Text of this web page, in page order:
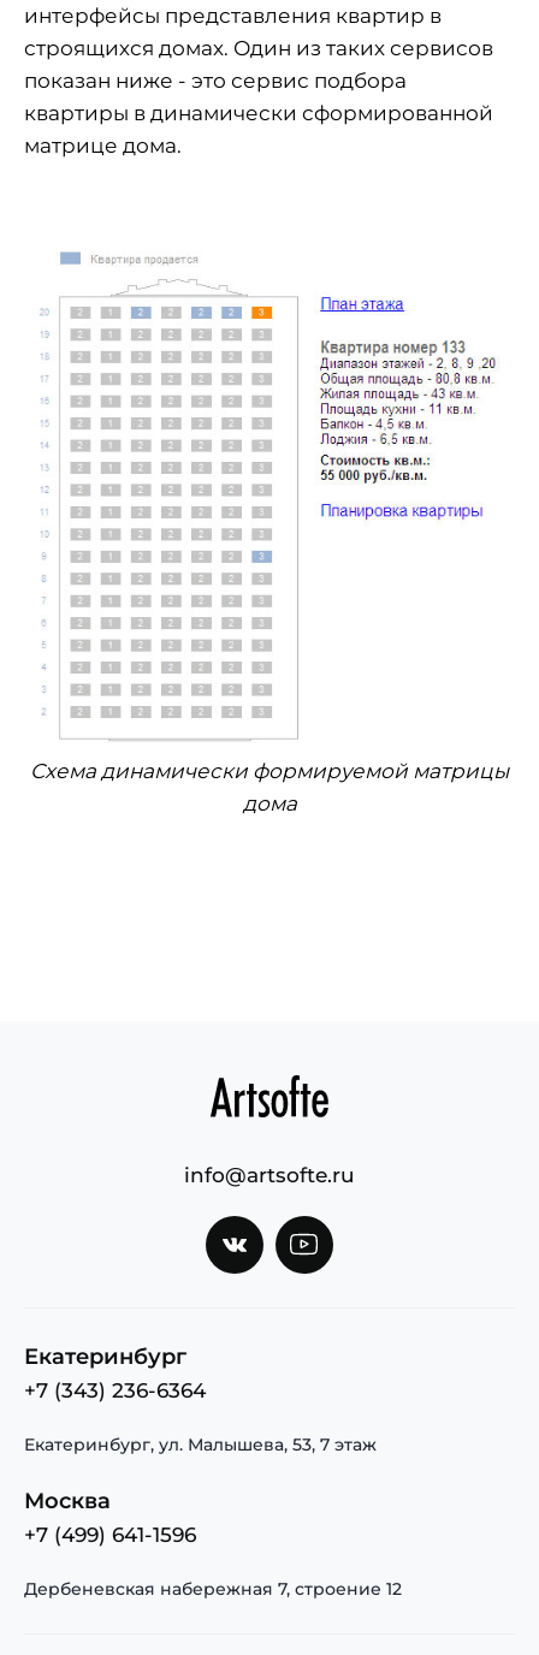
интерфейсы представления квартир в
строящихся домах. Один из таких сервисов
показан ниже - это сервис подбора
квартиры в динамически сформированной
матрице дома.
Схема динамически формируемой матрицы
дома
info@artsofte.ru
Екатеринбург
+7 (343) 236-6364
Екатеринбург, ул. Малышева, 53, 7 этаж
Москва
+7 (499) 641-1596
Дербеневская набережная 7, строение 12